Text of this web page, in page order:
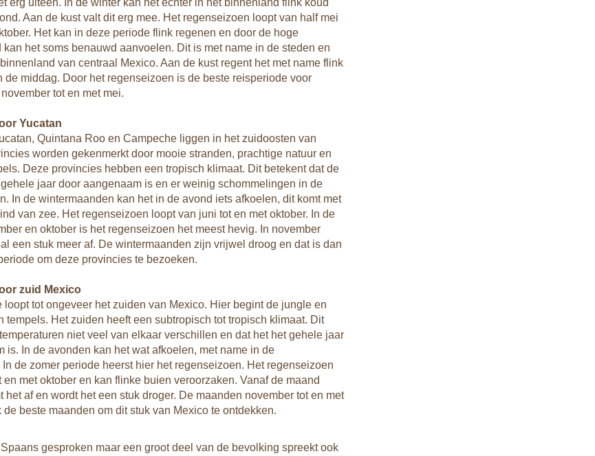
erg uiteen. In de winter kan het echter in het binnenland flink koud
Aan de kust valt dit erg mee. Het regenseizoen loopt van half mei
Het kan in deze periode flink regenen en door de hoge
kan het soms benauwd aanvoelen. Dit is met name in de steden en
van centraal Mexico. Aan de kust regent het met name flink
de middag. Door het regenseizoen is de beste reisperiode voor
tot en met mei.
Yucatan
Quintana Roo en Campeche liggen in het zuidoosten van
worden gekenmerkt door mooie stranden, prachtige natuur en
Deze provincies hebben een tropisch klimaat. Dit betekent dat de
jaar door aangenaam is en er weinig schommelingen in de
In de wintermaanden kan het in de avond iets afkoelen, dit komt met
van zee. Het regenseizoen loopt van juni tot en met oktober. In de
en oktober is het regenseizoen het meest hevig. In november
een stuk meer af. De wintermaanden zijn vrijwel droog en dat is dan
om deze provincies te bezoeken.
zuid Mexico
loopt tot ongeveer het zuiden van Mexico. Hier begint de jungle en
tempels. Het zuiden heeft een subtropisch tot tropisch klimaat. Dit
niet veel van elkaar verschillen en dat het het gehele jaar
is. In de avonden kan het wat afkoelen, met name in de
de zomer periode heerst hier het regenseizoen. Het regenseizoen
en met oktober en kan flinke buien veroorzaken. Vanaf de maand
het af en wordt het een stuk droger. De maanden november tot en met
de beste maanden om dit stuk van Mexico te ontdekken.
Spaans gesproken maar een groot deel van de bevolking spreekt ook